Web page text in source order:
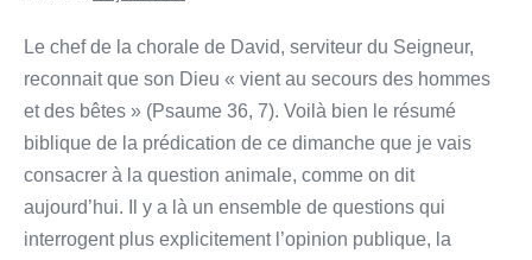
Le chef de la chorale de David, serviteur du Seigneur,
reconnait que son Dieu « vient au secours des hommes
et des bêtes » (Psaume 36, 7). Voilà bien le résumé
biblique de la prédication de ce dimanche que je vais
consacrer à la question animale, comme on dit
aujourd’hui. Il y a là un ensemble de questions qui
interrogent plus explicitement l’opinion publique, la